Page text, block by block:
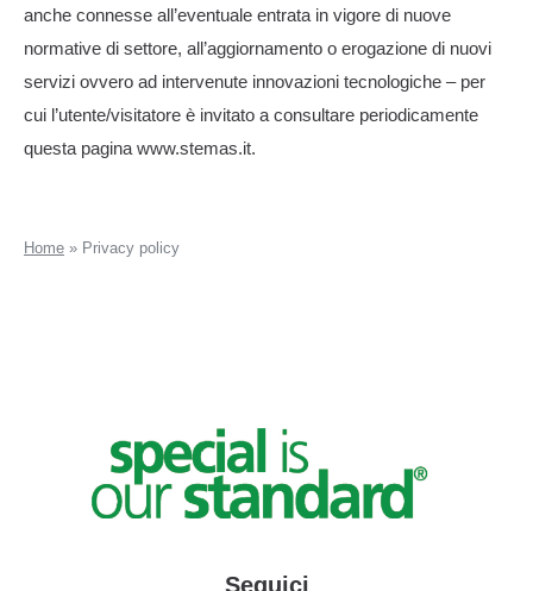
anche connesse all’eventuale entrata in vigore di nuove
normative di settore, all’aggiornamento o erogazione di nuovi
servizi ovvero ad intervenute innovazioni tecnologiche – per
cui l’utente/visitatore è invitato a consultare periodicamente
questa pagina www.stemas.it.
Home » Privacy policy
Seguici